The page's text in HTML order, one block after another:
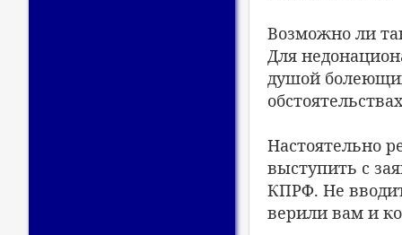
Возможно ли
Для
душой
Настоятельно
выступить с
КПРФ. Не
верили вам и